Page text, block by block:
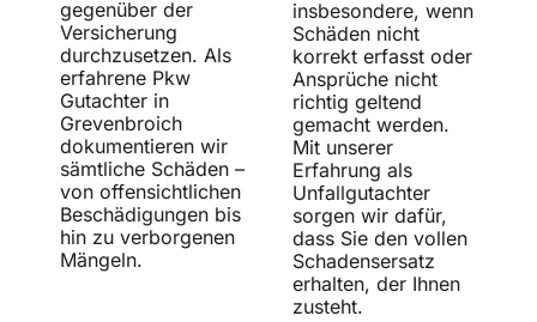
gegenüber der
Versicherung
durchzusetzen. Als
erfahrene Pkw
Gutachter in
Grevenbroich
dokumentieren wir
sämtliche Schäden –
von offensichtlichen
Beschädigungen bis
hin zu verborgenen
Mängeln.
insbesondere, wenn
Schäden nicht
korrekt erfasst oder
Ansprüche nicht
richtig geltend
gemacht werden.
Mit unserer
Erfahrung als
Unfallgutachter
sorgen wir dafür,
dass Sie den vollen
Schadensersatz
erhalten, der Ihnen
zusteht.